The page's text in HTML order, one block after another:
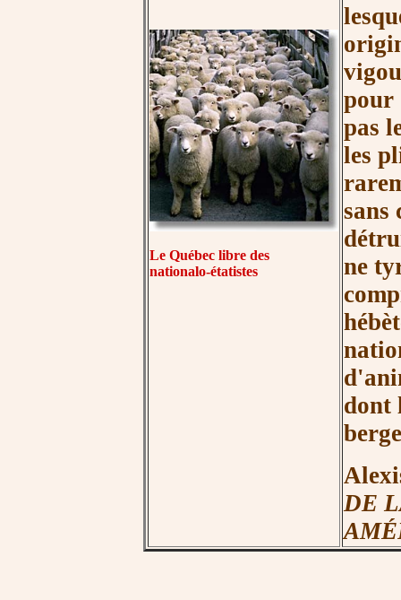
Le Québec libre des
nationalo-étatistes
pour
pas
les
sans
ne
dont
b
DE